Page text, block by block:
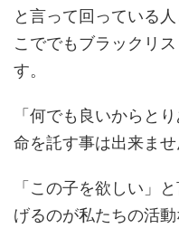
と言って回っている
こででもブラックリ
す。
「何でも良いからと
命を託す事は出来ませ
「この子を欲しい」
げるのが私たちの活動